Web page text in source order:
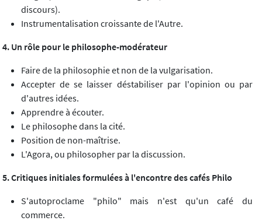
discours).
Instrumentalisation croissante de l'Autre.
4. Un rôle pour le philosophe-modérateur
Faire de la philosophie et non de la vulgarisation.
Accepter de se laisser déstabiliser par l'opinion ou par
d'autres idées.
Apprendre à écouter.
Le philosophe dans la cité.
Position de non-maîtrise.
L'Agora, ou philosopher par la discussion.
5. Critiques initiales formulées à l'encontre des cafés Philo
S'autoproclame "philo" mais n'est qu'un café du
commerce.